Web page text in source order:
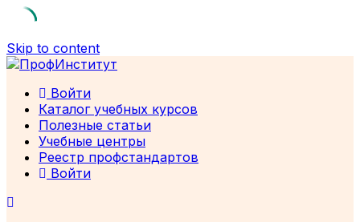
Skip to content
Войти
Каталог учебных курсов
Полезные статьи
Учебные центры
Реестр профстандартов
Войти